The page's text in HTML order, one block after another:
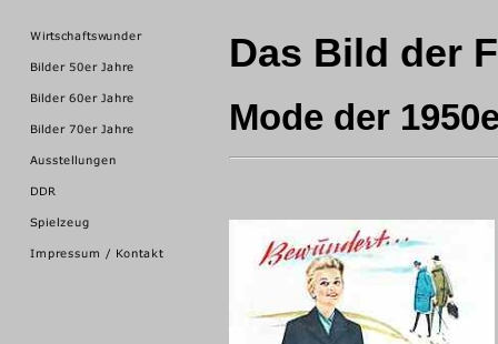
Das Bild der
Mode der